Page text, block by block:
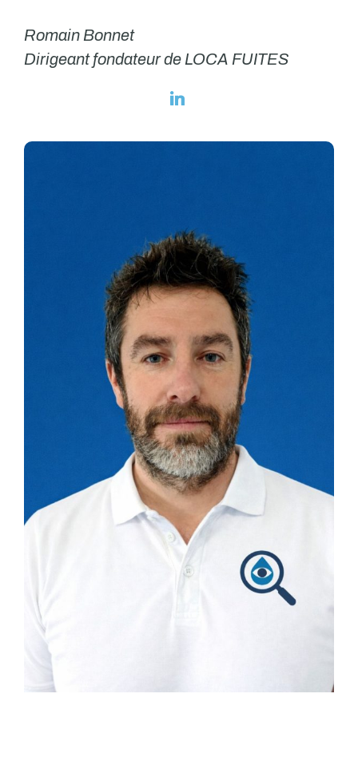
Romain Bonnet
Dirigeant fondateur de LOCA FUITES